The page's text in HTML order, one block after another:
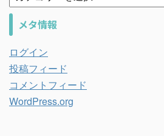
メタ情報
ログイン
投稿フィード
コメントフィード
WordPress.org